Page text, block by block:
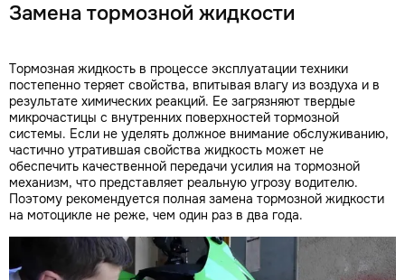
Замена тормозной жидкости
Тормозная жидкость в процессе эксплуатации техники
постепенно теряет свойства, впитывая влагу из воздуха и в
результате химических реакций. Ее загрязняют твердые
микрочастицы с внутренних поверхностей тормозной
системы. Если не уделять должное внимание обслуживанию,
частично утратившая свойства жидкость может не
обеспечить качественной передачи усилия на тормозной
механизм, что представляет реальную угрозу водителю.
Поэтому рекомендуется полная замена тормозной жидкости
на мотоцикле не реже, чем один раз в два года.